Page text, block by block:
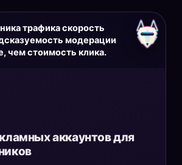
трафика скорость
модерации
чем стоимость клика.
аккаунтов для